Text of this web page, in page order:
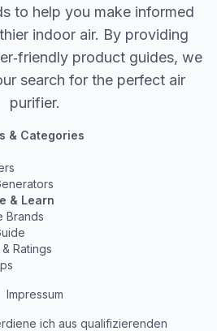
to help you make informed
indoor air. By providing
product guides, we
search for the perfect air
purifier.
& Categories
& Learn
Brands
Ratings
Impressum
ich aus qualifizierenden